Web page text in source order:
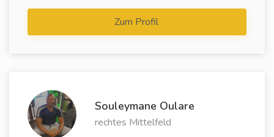
Zum Profil
Souleymane Oulare
rechtes Mittelfeld